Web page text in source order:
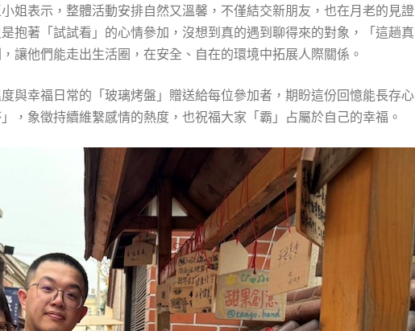
姐表示，整體活動安排自然又溫馨，不僅結交新朋友，也在月老的見證
抱著「試試看」的心情參加，沒想到真的遇到聊得來的對象，「這趟真
讓他們能走出生活圈，在安全、自在的環境中拓展人際關係。
與幸福日常的「玻璃烤盤」贈送給每位參加者，期盼這份回憶能長存心
，象徵持續維繫感情的熱度，也祝福大家「霸」占屬於自己的幸福。